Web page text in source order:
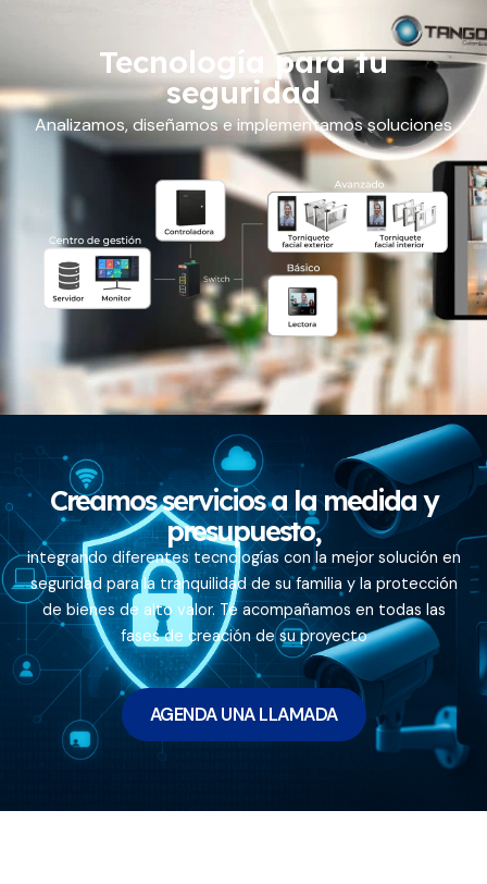
Tecnología para tu
seguridad
Analizamos, diseñamos e implementamos soluciones
Creamos servicios a la medida y
presupuesto,
integrando diferentes tecnologías con la mejor solución en
seguridad para la tranquilidad de su familia y la protección
de bienes de alto valor. Te acompañamos en todas las
fases de creación de su proyecto
AGENDA UNA LLAMADA